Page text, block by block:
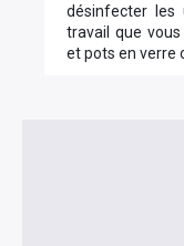
désinfecter les
travail que
et pots en verre